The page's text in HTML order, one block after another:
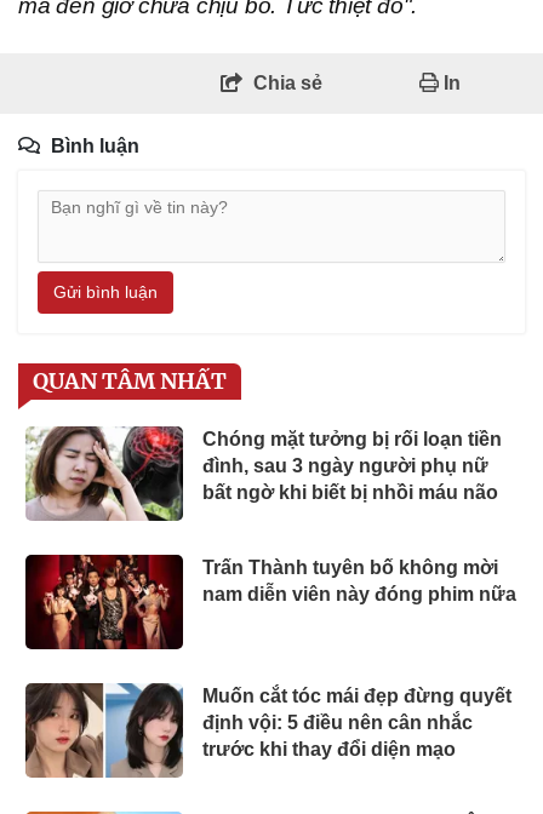
mà đến giờ chưa chịu bỏ. Tức thiệt đó".
Chia sẻ In
Bình luận
Gửi bình luận
QUAN TÂM NHẤT
Chóng mặt tưởng bị rối loạn tiền
đình, sau 3 ngày người phụ nữ
bất ngờ khi biết bị nhồi máu não
Trấn Thành tuyên bố không mời
nam diễn viên này đóng phim nữa
Muốn cắt tóc mái đẹp đừng quyết
định vội: 5 điều nên cân nhắc
trước khi thay đổi diện mạo